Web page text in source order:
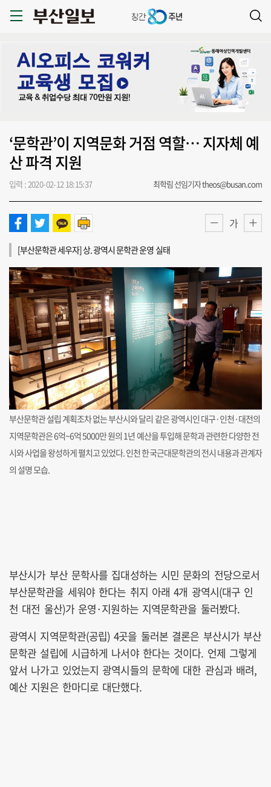
‘문학관’이 지역문화 거점 역할… 지자체 예
산 파격 지원
입력 : 2020-02-12 18:15:37 최학림 선임기자 theos@busan.com
가
[부산문학관 세우자] 상. 광역시 문학관 운영 실태
부산문학관 설립 계획조차 없는 부산시와 달리 같은 광역시인 대구·인천·대전의
지역문학관은 6억~6억 5000만 원의 1년 예산을 투입해 문학과 관련한 다양한 전
시와 사업을 왕성하게 펼치고 있었다. 인천 한국근대문학관의 전시 내용과 관계자
의 설명 모습.
부산시가 부산 문학사를 집대성하는 시민 문화의 전당으로서
부산문학관을 세워야 한다는 취지 아래 4개 광역시(대구 인
천 대전 울산)가 운영·지원하는 지역문학관을 둘러봤다.
광역시 지역문학관(공립) 4곳을 둘러본 결론은 부산시가 부산
문학관 설립에 시급하게 나서야 한다는 것이다. 언제 그렇게
앞서 나가고 있었는지 광역시들의 문학에 대한 관심과 배려,
예산 지원은 한마디로 대단했다.